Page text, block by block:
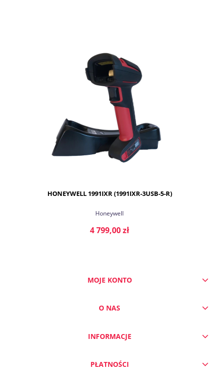
HONEYWELL 1991IXR (1991IXR-3USB-5-R)
Honeywell
4 799,00 zł
MOJE KONTO
O NAS
INFORMACJE
PŁATNOŚCI